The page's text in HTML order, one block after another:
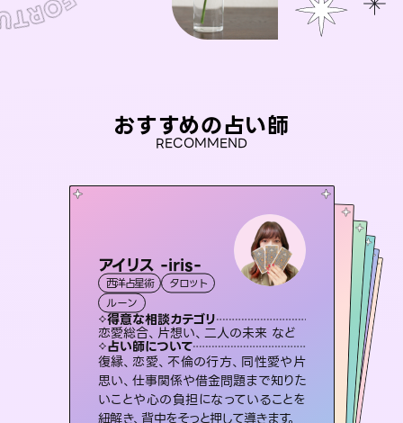
おすすめの占い師
RECOMMEND
アイリス -iris-
西洋占星術
タロット
ルーン
得意な相談カテゴリ
恋愛総合、片想い、二人の未来 など
占い師について
復縁、恋愛、不倫の行方、同性愛や片
思い、仕事関係や借金問題まで知りた
いことや心の負担になっていることを
紐解き、背中をそっと押して導きます。
桃源珠羽（とうげんみう）
霊視・オーラ タロット
スピリチュアル・リーディング
得意な相談カテゴリ
片想い、あの人の気持ち、復縁 など
占い師について
恋愛のお悩みの中でも特に「曖昧な関
係」の相談を得意としており、友達以上
恋人未満なお相手との今後や本音を丁
寧に読み解き恋愛成就へと導きます。
セラピスト理恵
霊視・オーラ
スピリチュアル・リーディング
得意な相談カテゴリ
片想い、二人の未来、年の差 など
占い師について
連絡再開、復縁、成就などの報告実績
多数。セラピストとして2万超の施術経
験があるからこそできる鑑定で、より良
い未来をサポートします。
彗望（ すいぼう
霊視・オーラ
スピリチュアル・リーディング
得意な相談カテゴリ
片想い、あの人の気持ち、復縁 など
占い師について
3,700年以上の歴史を持つ東洋最古の占術「易占」で詳細まで占い、幸せへ向かう道筋を示します。厳しい結果にも具体的な対策をお伝えします。
未来視師＊花
スピリチュアル・リーディング
得意な相談カテゴリ
出逢い、片想い、復縁 など
占い師について
未来には何パターンもの選択肢があり
ます。不安で視えにくくなっているあな
たの素敵な未来を見つけ、その未来を
選択できるようアドバイスします。
ユーザーレビュー
おう 霊感オラクル
霊視・オーラ
オラクルカード
得意な相談カテゴリ
恋愛総合、あの人の気持ち など
占い師について
霊視×オラクルカードを使って「今」と
「未来」そして「気になるあの人の気持
ち」まで丁寧に読み解き、恋や人生のヒ
ントを優しく引き出します。